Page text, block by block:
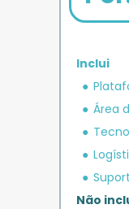
Inclui
Área
Não